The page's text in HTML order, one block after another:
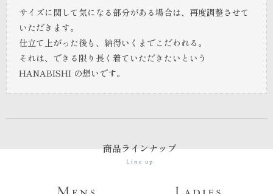
サイズに関して気になる部分がある場合は、再度調整させて
いただきます。
仕立て上がった後も、納得いくまでこだわれる。
それは、できる限り長く着ていただきたいという
HANABISHI の想いです。
商品ラインナップ
Line up